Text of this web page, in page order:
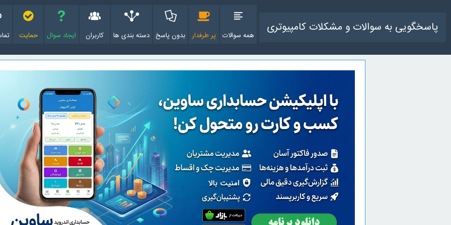
پاسخگویی به سوالات و مشکلات کامپیوتری همه سوالات پر طرفدار بدون پاسخ دسته بندی ها کاربران ایجاد سوال حمایت